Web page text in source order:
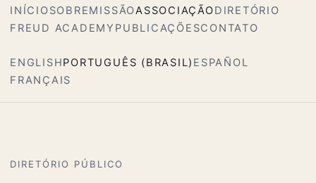
INÍCIOSOBREMISSÃOASSOCIAÇÃODIRETÓRIO
FREUD ACADEMY PUBLICAÇÕESCONTATO
ENGLISHPORTUGUÊS (BRASIL) ESPAÑOL
FRANÇAIS
DIRETÓRIO PÚBLICO